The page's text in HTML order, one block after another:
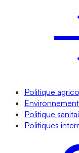
Politique
Environnement
Politique
Politiques